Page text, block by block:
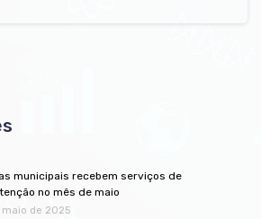
municipais recebem serviços de
no mês de maio
maio de 2025